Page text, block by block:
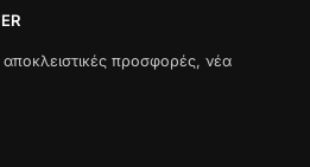
προσφορές, νέα